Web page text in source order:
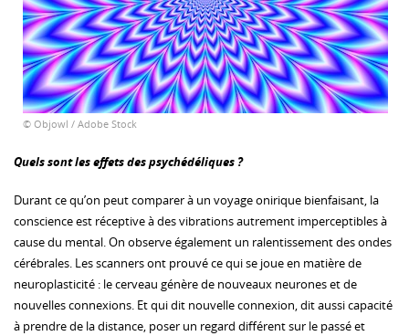
© Objowl / Adobe Stock
Quels sont les effets des psychédéliques ?
Durant ce qu’on peut comparer à un voyage onirique bienfaisant, la
conscience est réceptive à des vibrations autrement imperceptibles à
cause du mental. On observe également un ralentissement des ondes
cérébrales. Les scanners ont prouvé ce qui se joue en matière de
neuroplasticité : le cerveau génère de nouveaux neurones et de
nouvelles connexions. Et qui dit nouvelle connexion, dit aussi capacité
à prendre de la distance, poser un regard différent sur le passé et